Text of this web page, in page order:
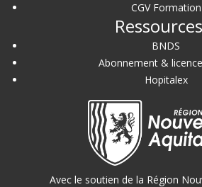
CGV Formation
Ressources
BNDS
Abonnement &
Hopitalex
Avec le soutien de la Région